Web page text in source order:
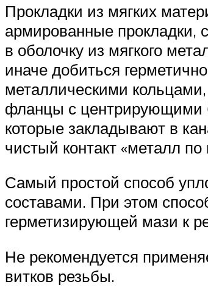
Прокладки из мягких
армированные прокладки,
в оболочку из мягкого
иначе добиться
металлическими
фланцы с центрирующими
которые закладывают в
чистый контакт «металл
Самый простой способ
составами. При этом
герметизирующей мази к
Не рекомендуется
витков резьбы.